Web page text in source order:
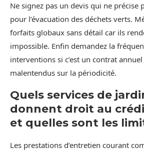
Ne signez pas un devis qui ne précise
pour l’évacuation des déchets verts.
forfaits globaux sans détail car ils
impossible. Enfin demandez la
interventions si c’est un contrat
malentendus sur la périodicité.
Quels services de
donnent droit au
et quelles sont les
Les prestations d’entretien courant